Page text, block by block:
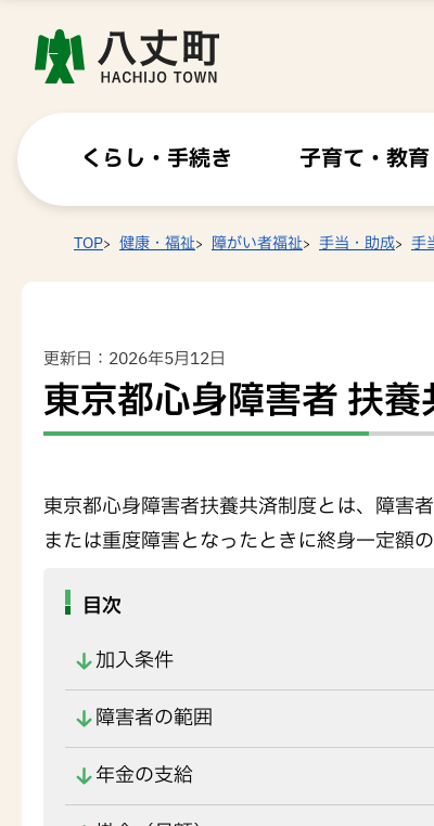
くらし・手続き 子育て・教育
TOP 健康・福祉 障がい者福祉 手当・助成 手
更新日：2026年5月12日
東京都心身障害者 扶
東京都心身障害者扶養共済制度とは、障害
または重度障害となったときに終身一定額
目次
加入条件
障害者の範囲
年金の支給